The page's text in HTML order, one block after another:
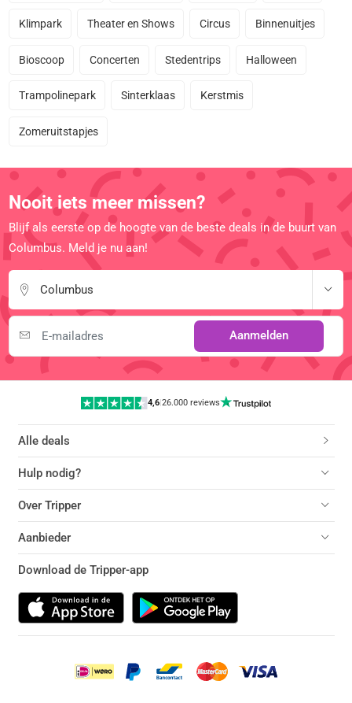
Klimpark Theater en Shows Circus Binnenuitjes
Bioscoop Concerten Stedentrips Halloween
Trampolinepark Sinterklaas Kerstmis
Zomeruitstapjes
Nooit iets meer missen?
Blijf als eerste op de hoogte van de beste deals in de buurt van
Columbus. Meld je nu aan!
Columbus
Aanmelden
4,6 |26.000 reviews
Alle deals
Hulp nodig?
Over Tripper
Aanbieder
Download de Tripper-app